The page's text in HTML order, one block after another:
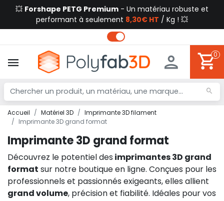
💥 Forshape PETG Premium - Un matériau robuste et
performant à seulement 8,30€ HT / Kg ! 💥
0
Accueil Matériel 3D
Imprimante 3D filament
Imprimante 3D grand format
Imprimante 3D grand format
Découvrez le potentiel des imprimantes 3D grand
format sur notre boutique en ligne. Conçues pour les
professionnels et passionnés exigeants, elles allient
grand volume, précision et fiabilité. Idéales pour vos